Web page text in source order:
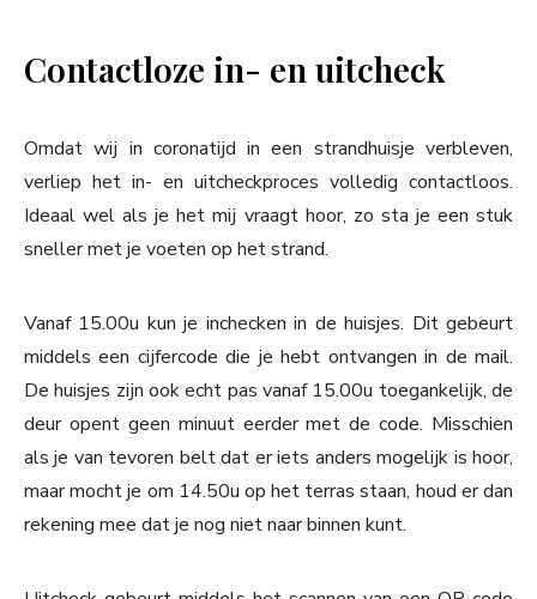
Contactloze in- en uitcheck
Omdat wij in coronatijd in een strandhuisje verbleven,
verliep het in- en uitcheckproces volledig contactloos.
Ideaal wel als je het mij vraagt hoor, zo sta je een stuk
sneller met je voeten op het strand.
Vanaf 15.00u kun je inchecken in de huisjes. Dit gebeurt
middels een cijfercode die je hebt ontvangen in de mail.
De huisjes zijn ook echt pas vanaf 15.00u toegankelijk, de
deur opent geen minuut eerder met de code. Misschien
als je van tevoren belt dat er iets anders mogelijk is hoor,
maar mocht je om 14.50u op het terras staan, houd er dan
rekening mee dat je nog niet naar binnen kunt.